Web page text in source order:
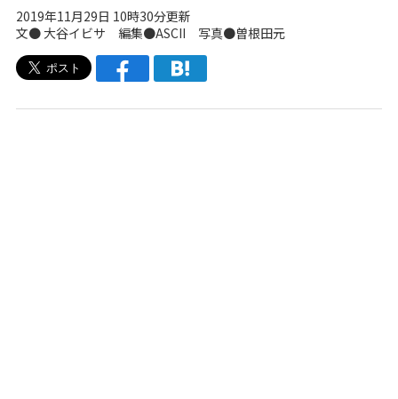
2019年11月29日 10時30分更新
文● 大谷イビサ 編集●ASCII 写真●曽根田元